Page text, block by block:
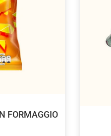
FORMAGGIO